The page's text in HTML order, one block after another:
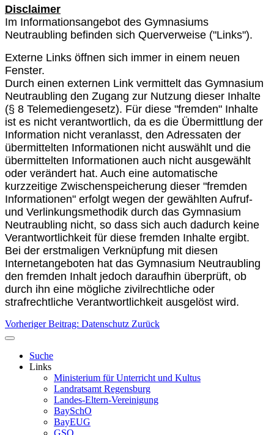
Disclaimer
Im Informationsangebot des Gymnasiums
Neutraubling befinden sich Querverweise ("Links").
Externe Links öffnen sich immer in einem neuen
Fenster.
Durch einen externen Link vermittelt das Gymnasium
Neutraubling den Zugang zur Nutzung dieser Inhalte
(§ 8 Telemediengesetz). Für diese "fremden" Inhalte
ist es nicht verantwortlich, da es die Übermittlung der
Information nicht veranlasst, den Adressaten der
übermittelten Informationen nicht auswählt und die
übermittelten Informationen auch nicht ausgewählt
oder verändert hat. Auch eine automatische
kurzzeitige Zwischenspeicherung dieser "fremden
Informationen" erfolgt wegen der gewählten Aufruf-
und Verlinkungsmethodik durch das Gymnasium
Neutraubling nicht, so dass sich auch dadurch keine
Verantwortlichkeit für diese fremden Inhalte ergibt.
Bei der erstmaligen Verknüpfung mit diesen
Internetangeboten hat das Gymnasium Neutraubling
den fremden Inhalt jedoch daraufhin überprüft, ob
durch ihn eine mögliche zivilrechtliche oder
strafrechtliche Verantwortlichkeit ausgelöst wird.
Vorheriger Beitrag: Datenschutz Zurück
Suche
Links
Ministerium für Unterricht und Kultus
Landratsamt Regensburg
Landes-Eltern-Vereinigung
BaySchO
BayEUG
GSO